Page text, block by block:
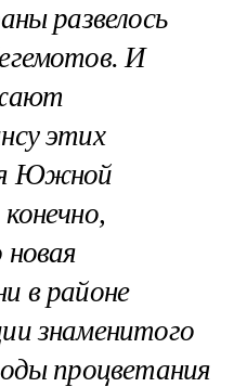
развелось
И
этих
Южной
в районе
знаменитого
процветания